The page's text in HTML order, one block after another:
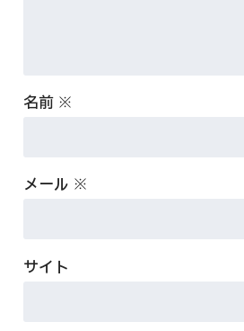
名前 ※
メール ※
サイト